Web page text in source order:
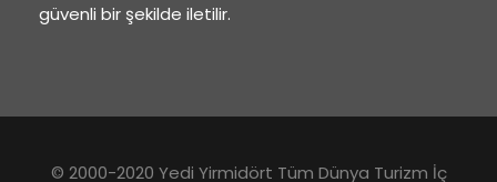
güvenli bir şekilde iletilir.
© 2000-2020 Yedi Yirmidört Tüm Dünya Turizm İç